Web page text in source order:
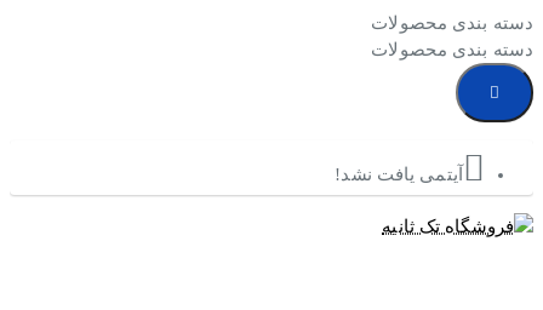
دسته بندی محصولات
دسته بندی محصولات
آیتمی یافت نشد!